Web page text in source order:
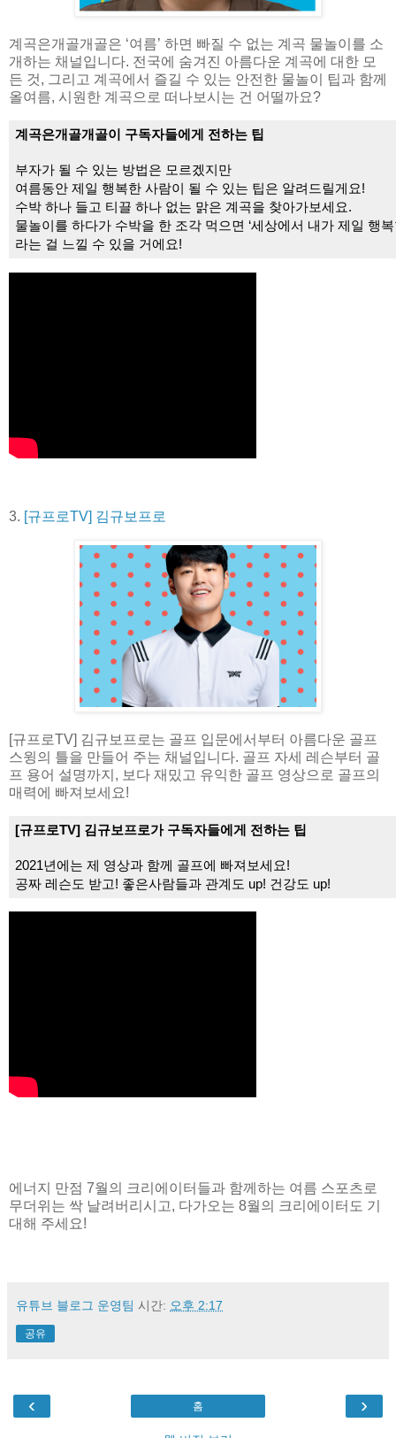
계곡은개골개골은 ‘여름’ 하면 빠질 수 없는 계곡 물놀이를 소
개하는 채널입니다. 전국에 숨겨진 아름다운 계곡에 대한 모
든 것, 그리고 계곡에서 즐길 수 있는 안전한 물놀이 팁과 함께
올여름, 시원한 계곡으로 떠나보시는 건 어떨까요?
계곡은개골개골이 구독자들에게 전하는 팁
부자가 될 수 있는 방법은 모르겠지만
여름동안 제일 행복한 사람이 될 수 있는 팁은 알려드릴게요!
수박 하나 들고 티끌 하나 없는 맑은 계곡을 찾아가보세요.
물놀이를 하다가 수박을 한 조각 먹으면 ‘세상에서 내가 제일 행복
라는 걸 느낄 수 있을 거에요!
3. [규프로TV] 김규보프로
[규프로TV] 김규보프로는 골프 입문에서부터 아름다운 골프
스윙의 틀을 만들어 주는 채널입니다. 골프 자세 레슨부터 골
프 용어 설명까지, 보다 재밌고 유익한 골프 영상으로 골프의
매력에 빠져보세요!
[규프로TV] 김규보프로가 구독자들에게 전하는 팁
2021년에는 제 영상과 함께 골프에 빠져보세요!
공짜 레슨도 받고! 좋은사람들과 관계도 up! 건강도 up!
에너지 만점 7월의 크리에이터들과 함께하는 여름 스포츠로
무더위는 싹 날려버리시고, 다가오는 8월의 크리에이터도 기
대해 주세요!
유튜브 블로그 운영팀 시간: 오후 2:17
공유
‹ ›
홈